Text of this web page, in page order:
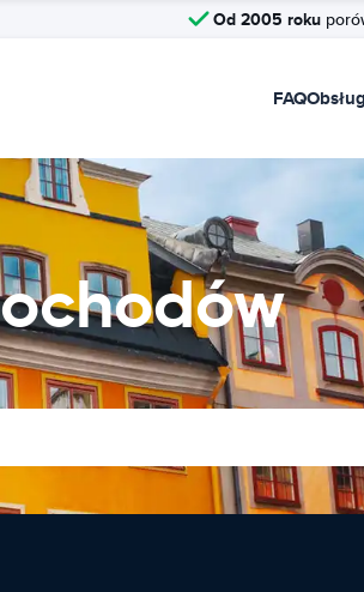
Od 2005 roku
FAQ